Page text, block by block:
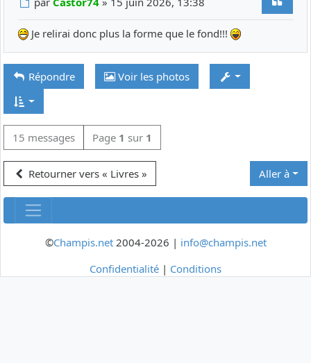
Je relirai donc plus la forme que le fond!!!
Répondre Voir les photos
15 messages Page 1 sur 1
Retourner vers « Livres » Aller à
©Champis.net2004-2026 | info@champis.net
Confidentialité | Conditions